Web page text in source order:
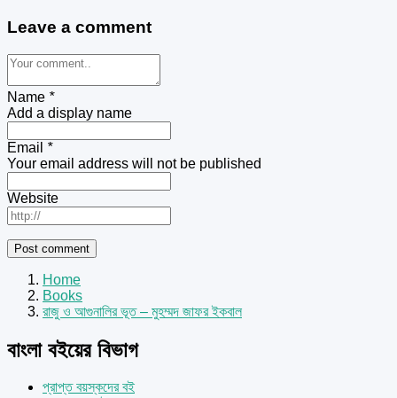
Leave a comment
Name *
Add a display name
Email *
Your email address will not be published
Website
Home
Books
রাজু ও আগুনালির ভূত – মুহম্মদ জাফর ইকবাল
বাংলা বইয়ের বিভাগ
প্রাপ্ত বয়স্কদের বই